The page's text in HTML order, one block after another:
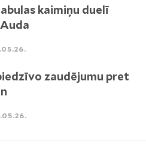
kaimiņu duelī
zaudējumu pret